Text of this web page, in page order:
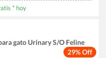
* hoy
29% Off
gato Urinary S/O Feline